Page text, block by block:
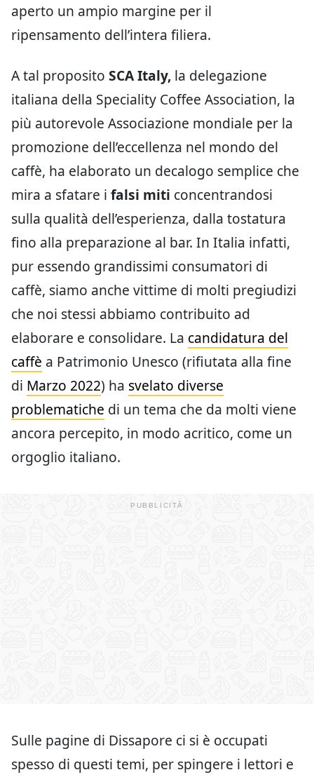
aperto un ampio margine per il
ripensamento dell’intera filiera.
A tal proposito SCA Italy, la delegazione
italiana della Speciality Coffee Association, la
più autorevole Associazione mondiale per la
promozione dell’eccellenza nel mondo del
caffè, ha elaborato un decalogo semplice che
mira a sfatare i falsi miti concentrandosi
sulla qualità dell’esperienza, dalla tostatura
fino alla preparazione al bar. In Italia infatti,
pur essendo grandissimi consumatori di
caffè, siamo anche vittime di molti pregiudizi
che noi stessi abbiamo contribuito ad
elaborare e consolidare. La candidatura del
caffè a Patrimonio Unesco (rifiutata alla fine
di Marzo 2022) ha svelato diverse
problematiche di un tema che da molti viene
ancora percepito, in modo acritico, come un
orgoglio italiano.
Sulle pagine di Dissapore ci si è occupati
spesso di questi temi, per spingere i lettori e